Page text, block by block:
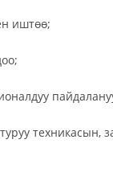
иштөө;
техникасын,